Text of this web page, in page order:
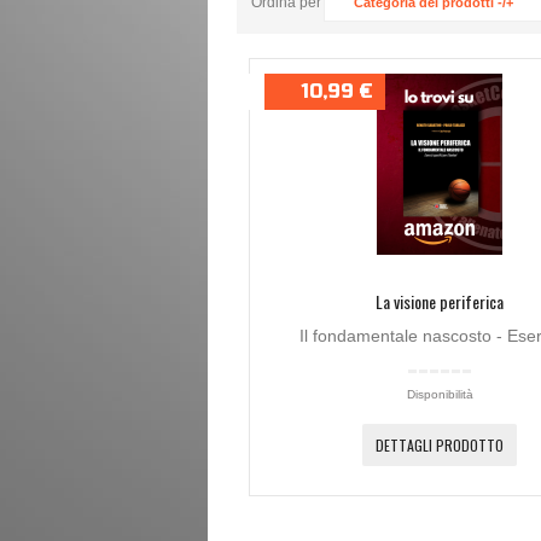
10,99 €
La visione periferica
Il fondamentale nascosto -
Disponibilità
DETTAGLI PRODOTTO